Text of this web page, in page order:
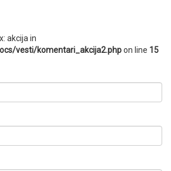
akcija in
vesti/komentari_akcija2.phpon line 15